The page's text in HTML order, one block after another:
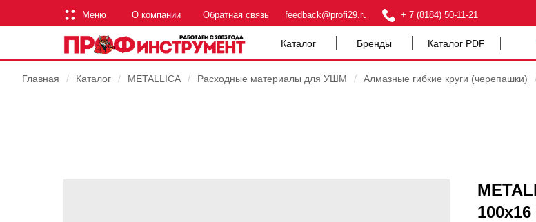
Меню + 7 (8184) 50-11-21
Обратная связь feedback@profi29.ru
О компании
Каталог Бренды Каталог PDF
Главная / Каталог / METALLICA / Расходные материалы для УШМ / Алмазные гибкие круги (черепашки)